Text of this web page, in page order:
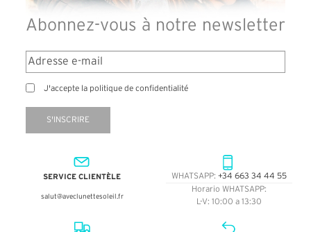
Abonnez-vous à notre newsletter
J'accepte la politique de confidentialité
S'INSCRIRE
SERVICE CLIENTÈLE
salut@aveclunettesoleil.fr
WHATSAPP: +34 663 34 44 55
Horario WHATSAPP:
L-V: 10:00 a 13:30